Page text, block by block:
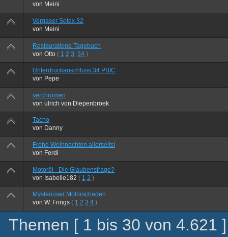
von Meini
Vergaser Solex 32
von Meini
Restaurations-Tagebuch
von Otto ( 1 2 3 34 )
Unterdruckanschluss 34 PBIC
von Pepe
verchromen
von ulrich von Diepenbroek
Tacho
von Danny
Frohe Weihnachten allerseits!
von Ferdi
Motoröl - Die Glaubensfrage?
von Isabelle182 ( 1 2 )
Mysteriöser Motorschaden
von W. Frings ( 1 2 3 4 )
Themen [ 1 bis 30 von 4.621 ]